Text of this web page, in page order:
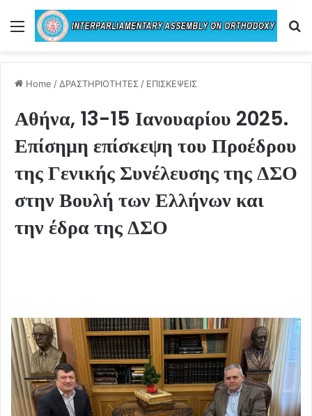
Menu
Home / ΔΡΑΣΤΗΡΙΟΤΗΤΕΣ / ΕΠΙΣΚΕΨΕΙΣ
Αθήνα, 13-15 Ιανουαρίου 2025.
Επίσημη επίσκεψη του Προέδρου
της Γενικής Συνέλευσης της ΔΣΟ
στην Βουλή των Ελλήνων και
την έδρα της ΔΣΟ